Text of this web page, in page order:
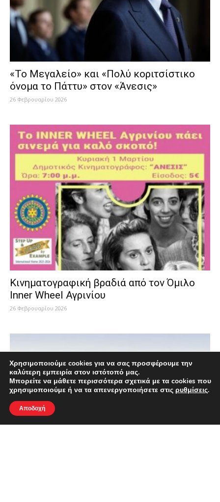
«Το Μεγαλείο» και «Πολύ κοριτσίστικο
όνομα το Πάττυ» στον «Άνεσις»
26 Φεβρουαρίου 2026
Kινηματογραφική βραδιά από τον Όμιλο
Inner Wheel Αγρινίου
26 Φεβρουαρίου 2026
Χρησιμοποιούμε cookies για να σας προσφέρουμε την
καλύτερη εμπειρία στον ιστότοπό μας.
Μπορείτε να μάθετε περισσότερα σχετικά με τα cookies που
χρησιμοποιούμε ή να τα απενεργοποιήσετε στις ρυθμίσεις.
Αποδοχή